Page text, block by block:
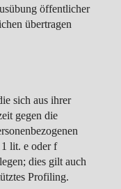
öffentlicher
übertragen
sich aus ihrer
gegen die
lit. e oder f
dies gilt auch
Profiling.